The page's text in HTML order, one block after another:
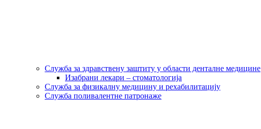
Служба за здравствену заштиту у области денталне медицине
Изабрани лекари – стоматологија
Служба за физикалну медицину и рехабилитацију
Служба поливалентне патронаже